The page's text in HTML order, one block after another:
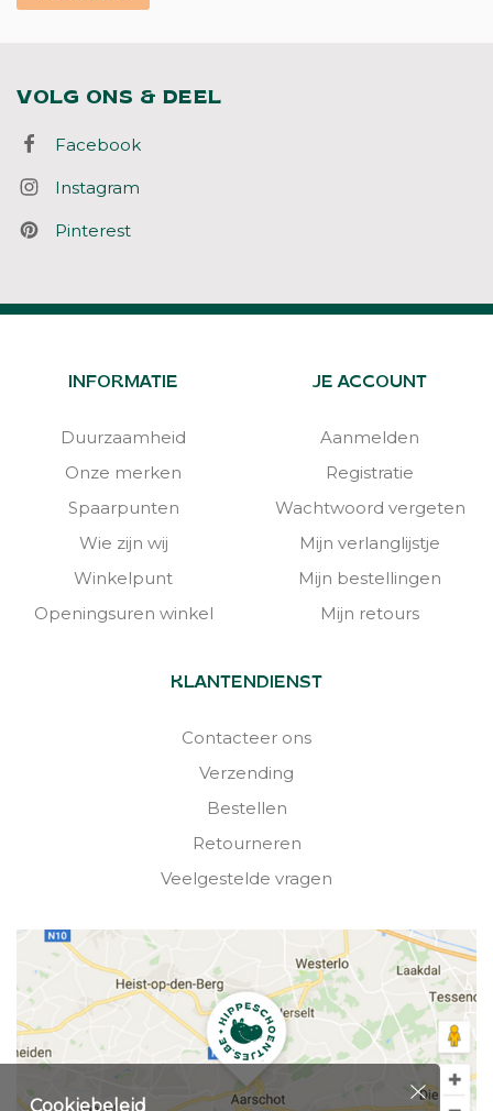
VOLG ONS & DEEL
Facebook
Instagram
Pinterest
INFORMATIE
Duurzaamheid
Onze merken
Spaarpunten
Wie zijn wij
Winkelpunt
Openingsuren winkel
JE ACCOUNT
Aanmelden
Registratie
Wachtwoord vergeten
Mijn verlanglijstje
Mijn bestellingen
Mijn retours
KLANTENDIENST
Contacteer ons
Verzending
Bestellen
Retourneren
Veelgestelde vragen
Cookiebeleid